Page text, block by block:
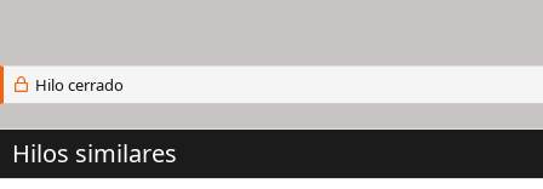
Hilo cerrado
Hilos similares